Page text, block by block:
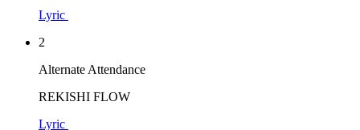
Lyric
2
Alternate Attendance
REKISHI FLOW
Lyric